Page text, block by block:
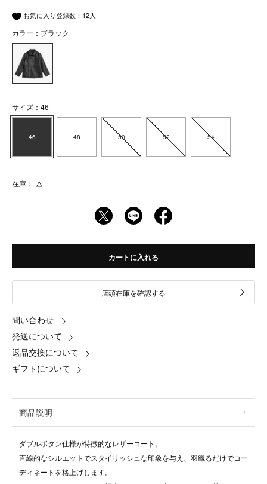
お気に入り登録数： 12人
カラー：ブラック
サイズ：46
46 48 50 52 54
在庫： △
カートに入れる
店頭在庫を確認する
問い合わせ
発送について
返品交換について
ギフトについて
商品説明
ダブルボタン仕様が特徴的なレザーコート。
直線的なシルエットでスタイリッシュな印象を与え、羽織るだけでコー
ディネートを格上げします。